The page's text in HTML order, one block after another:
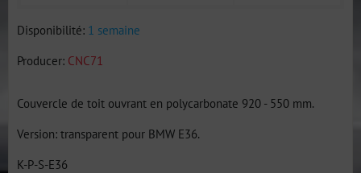
Disponibilité: 1 semaine
Producer: CNC71
Couvercle de toit ouvrant en polycarbonate 920 - 550 mm.
Version: transparent pour BMW E36.
K-P-S-E36